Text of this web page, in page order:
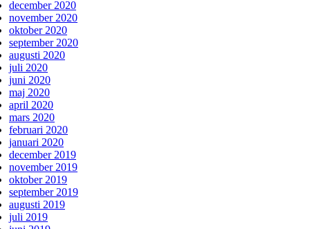
december 2020
november 2020
oktober 2020
september 2020
augusti 2020
juli 2020
juni 2020
maj 2020
april 2020
mars 2020
februari 2020
januari 2020
december 2019
november 2019
oktober 2019
september 2019
augusti 2019
juli 2019